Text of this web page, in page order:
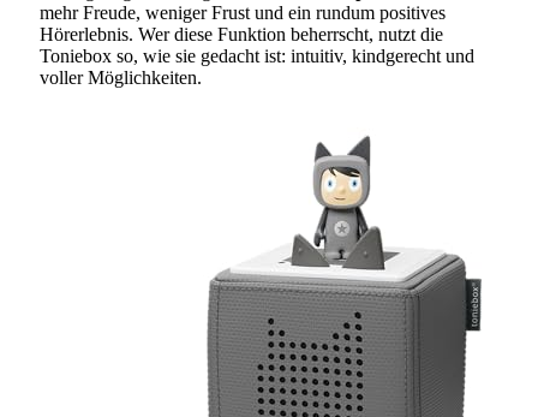
mehr Freude, weniger Frust und ein rundum positives
Hörerlebnis. Wer diese Funktion beherrscht, nutzt die
Toniebox so, wie sie gedacht ist: intuitiv, kindgerecht und
voller Möglichkeiten.